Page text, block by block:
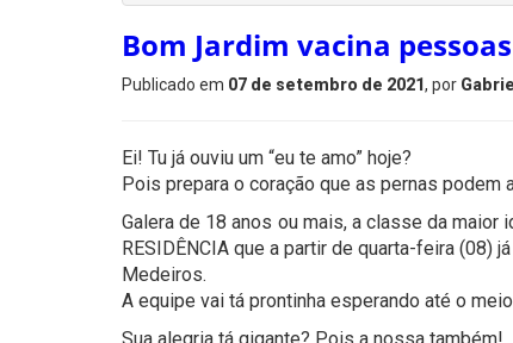
Bom Jardim vacina
Publicado em 07 de setembro de 2021, por
Ei! Tu já ouviu um “eu te amo” hoje?
Pois prepara o coração que as pernas podem
Galera de 18 anos ou mais, a classe da maior
RESIDÊNCIA que a partir de quarta-feira (08)
Medeiros.
A equipe vai tá prontinha esperando até o